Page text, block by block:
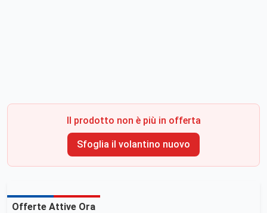
Il prodotto non è più in offerta
Sfoglia il volantino nuovo
Offerte Attive Ora